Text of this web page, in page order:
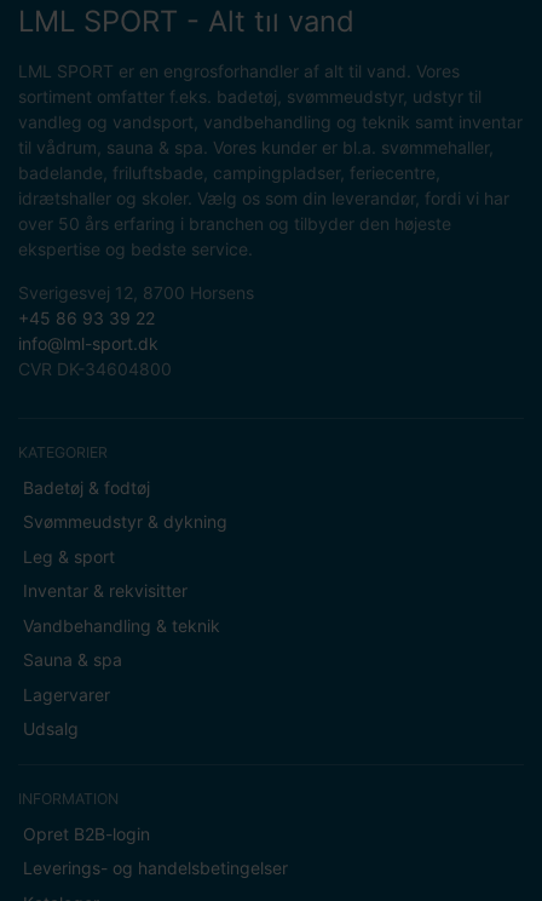
LML SPORT - Alt til vand
LML SPORT er en engrosforhandler af alt til vand. Vores
sortiment omfatter f.eks. badetøj, svømmeudstyr, udstyr til
vandleg og vandsport, vandbehandling og teknik samt inventar
til vådrum, sauna & spa. Vores kunder er bl.a. svømmehaller,
badelande, friluftsbade, campingpladser, feriecentre,
idrætshaller og skoler. Vælg os som din leverandør, fordi vi har
over 50 års erfaring i branchen og tilbyder den højeste
ekspertise og bedste service.
Sverigesvej 12, 8700 Horsens
+45 86 93 39 22
info@lml-sport.dk
CVR DK-34604800
KATEGORIER
Badetøj & fodtøj
Svømmeudstyr & dykning
Leg & sport
Inventar & rekvisitter
Vandbehandling & teknik
Sauna & spa
Lagervarer
Udsalg
INFORMATION
Opret B2B-login
Leverings- og handelsbetingelser